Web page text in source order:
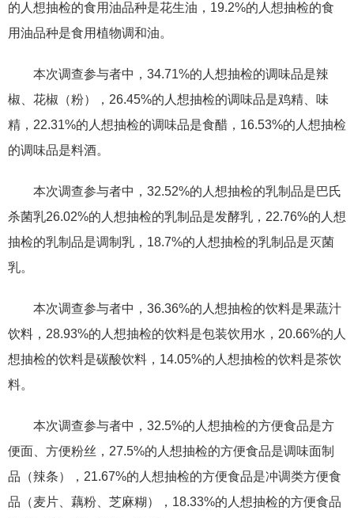
的人想抽检的食用油品种是花生油，19.2%的人想抽检的食
用油品种是食用植物调和油。
本次调查参与者中，34.71%的人想抽检的调味品是辣
椒、花椒（粉），26.45%的人想抽检的调味品是鸡精、味
精，22.31%的人想抽检的调味品是食醋，16.53%的人想抽检
的调味品是料酒。
本次调查参与者中，32.52%的人想抽检的乳制品是巴氏
杀菌乳26.02%的人想抽检的乳制品是发酵乳，22.76%的人想
抽检的乳制品是调制乳，18.7%的人想抽检的乳制品是灭菌
乳。
本次调查参与者中，36.36%的人想抽检的饮料是果蔬汁
饮料，28.93%的人想抽检的饮料是包装饮用水，20.66%的人
想抽检的饮料是碳酸饮料，14.05%的人想抽检的饮料是茶饮
料。
本次调查参与者中，32.5%的人想抽检的方便食品是方
便面、方便粉丝，27.5%的人想抽检的方便食品是调味面制
品（辣条），21.67%的人想抽检的方便食品是冲调类方便食
品（麦片、藕粉、芝麻糊），18.33%的人想抽检的方便食品